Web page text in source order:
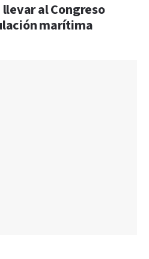
al Congreso
marítima